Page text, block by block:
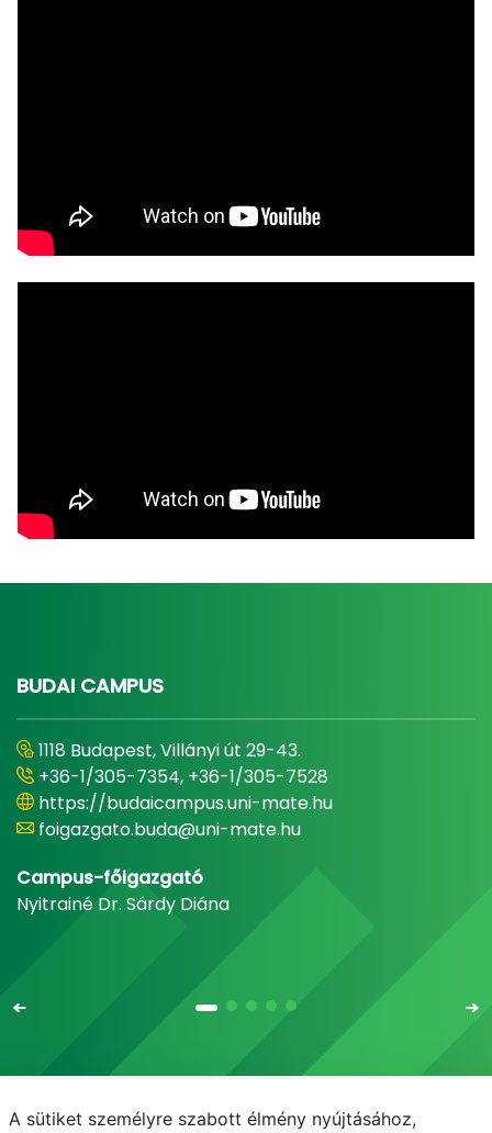
BUDAI CAMPUS
1118 Budapest, Villányi út 29-43.
+36-1/305-7354, +36-1/305-7528
https://budaicampus.uni-mate.hu
foigazgato.buda@uni-mate.hu
Campus-főigazgató
Nyitrainé Dr. Sárdy Diána
A sütiket személyre szabott élmény nyújtásához,